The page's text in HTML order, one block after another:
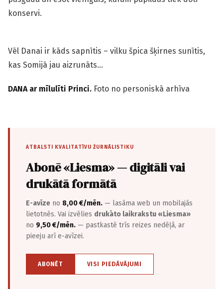
konservi.
Vēl Danai ir kāds sapnītis – vilku špica šķirnes sunītis,
kas Somijā jau aizrunāts…
DANA ar mīlulīti Princi. Foto no personiskā arhīva
ATBALSTI KVALITATĪVU ŽURNĀLISTIKU
Abonē «Liesma» — digitāli vai
drukātā formātā
E-avīze no 8,00 €/mēn. — lasāma web un mobilajās
lietotnēs. Vai izvēlies drukāto laikrakstu «Liesma»
no 9,50 €/mēn. — pastkastē trīs reizes nedēļā, ar
pieeju arī e-avīzei.
ABONĒT VISI PIEDĀVĀJUMI